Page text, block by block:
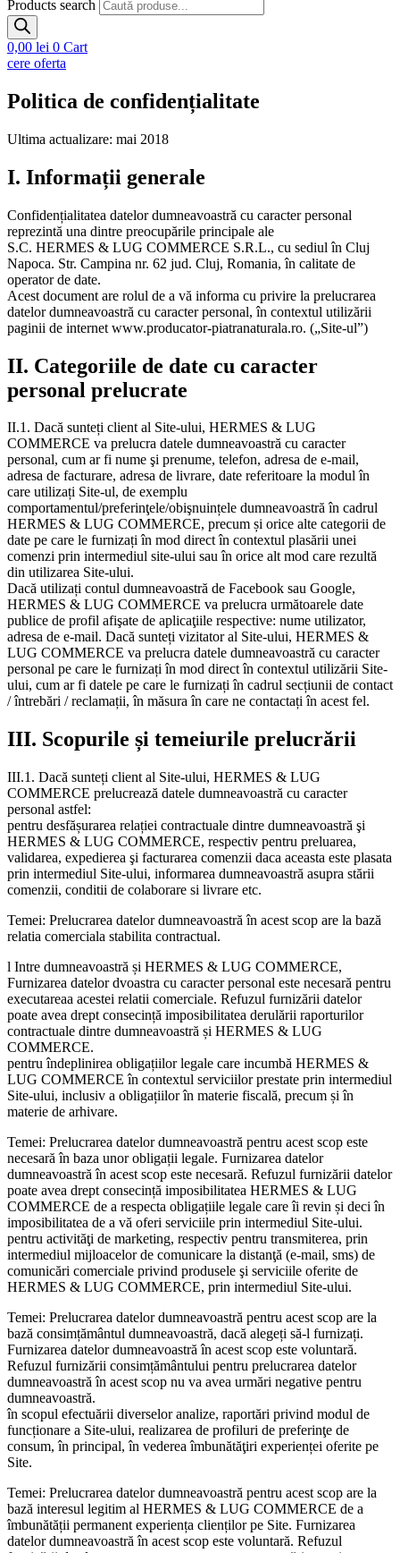
Products search
0,00 lei 0 Cart
cere oferta
Politica de confidențialitate
Ultima actualizare: mai 2018
I. Informații generale
Confidențialitatea datelor dumneavoastră cu caracter personal
reprezintă una dintre preocupările principale ale
S.C. HERMES & LUG COMMERCE S.R.L., cu sediul în Cluj
Napoca. Str. Campina nr. 62 jud. Cluj, Romania, în calitate de
operator de date.
Acest document are rolul de a vă informa cu privire la prelucrarea
datelor dumneavoastră cu caracter personal, în contextul utilizării
paginii de internet www.producator-piatranaturala.ro. („Site-ul”)
II. Categoriile de date cu caracter
personal prelucrate
II.1. Dacă sunteți client al Site-ului, HERMES & LUG
COMMERCE va prelucra datele dumneavoastră cu caracter
personal, cum ar fi nume şi prenume, telefon, adresa de e-mail,
adresa de facturare, adresa de livrare, date referitoare la modul în
care utilizați Site-ul, de exemplu
comportamentul/preferinţele/obişnuințele dumneavoastră în cadrul
HERMES & LUG COMMERCE, precum și orice alte categorii de
date pe care le furnizați în mod direct în contextul plasării unei
comenzi prin intermediul site-ului sau în orice alt mod care rezultă
din utilizarea Site-ului.
Dacă utilizați contul dumneavoastră de Facebook sau Google,
HERMES & LUG COMMERCE va prelucra următoarele date
publice de profil afişate de aplicaţiile respective: nume utilizator,
adresa de e-mail. Dacă sunteți vizitator al Site-ului, HERMES &
LUG COMMERCE va prelucra datele dumneavoastră cu caracter
personal pe care le furnizați în mod direct în contextul utilizării Site-
ului, cum ar fi datele pe care le furnizați în cadrul secțiunii de contact
/ întrebări / reclamații, în măsura în care ne contactați în acest fel.
III. Scopurile și temeiurile prelucrării
III.1. Dacă sunteți client al Site-ului, HERMES & LUG
COMMERCE prelucrează datele dumneavoastră cu caracter
personal astfel:
pentru desfășurarea relației contractuale dintre dumneavoastră şi
HERMES & LUG COMMERCE, respectiv pentru preluarea,
validarea, expedierea şi facturarea comenzii daca aceasta este plasata
prin intermediul Site-ului, informarea dumneavoastră asupra stării
comenzii, conditii de colaborare si livrare etc.
Temei: Prelucrarea datelor dumneavoastră în acest scop are la bază
relatia comerciala stabilita contractual.
l Intre dumneavoastră și HERMES & LUG COMMERCE,
Furnizarea datelor dvoastra cu caracter personal este necesară pentru
executareaa acestei relatii comerciale. Refuzul furnizării datelor
poate avea drept consecință imposibilitatea derulării raporturilor
contractuale dintre dumneavoastră și HERMES & LUG
COMMERCE.
pentru îndeplinirea obligațiilor legale care incumbă HERMES &
LUG COMMERCE în contextul serviciilor prestate prin intermediul
Site-ului, inclusiv a obligațiilor în materie fiscală, precum și în
materie de arhivare.
Temei: Prelucrarea datelor dumneavoastră pentru acest scop este
necesară în baza unor obligații legale. Furnizarea datelor
dumneavoastră în acest scop este necesară. Refuzul furnizării datelor
poate avea drept consecință imposibilitatea HERMES & LUG
COMMERCE de a respecta obligațiile legale care îi revin și deci în
imposibilitatea de a vă oferi serviciile prin intermediul Site-ului.
pentru activităţi de marketing, respectiv pentru transmiterea, prin
intermediul mijloacelor de comunicare la distanţă (e-mail, sms) de
comunicări comerciale privind produsele şi serviciile oferite de
HERMES & LUG COMMERCE, prin intermediul Site-ului.
Temei: Prelucrarea datelor dumneavoastră pentru acest scop are la
bază consimțământul dumneavoastră, dacă alegeți să-l furnizați.
Furnizarea datelor dumneavoastră în acest scop este voluntară.
Refuzul furnizării consimțământului pentru prelucrarea datelor
dumneavoastră în acest scop nu va avea urmări negative pentru
dumneavoastră.
în scopul efectuării diverselor analize, raportări privind modul de
funcționare a Site-ului, realizarea de profiluri de preferinţe de
consum, în principal, în vederea îmbunătăţiri experienței oferite pe
Site.
Temei: Prelucrarea datelor dumneavoastră pentru acest scop are la
bază interesul legitim al HERMES & LUG COMMERCE de a
îmbunătății permanent experiența clienților pe Site. Furnizarea
datelor dumneavoastră în acest scop este voluntară. Refuzul